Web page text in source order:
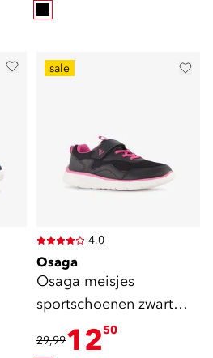
sale
4,0
Osaga
Osaga meisjes
sportschoenen zwart
29,991250